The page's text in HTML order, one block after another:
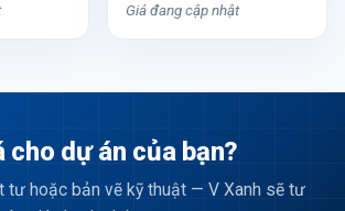
Giá đang cập nhật
cho dự án của bạn?
tư hoặc bản vẽ kỹ thuật — V Xanh sẽ tư